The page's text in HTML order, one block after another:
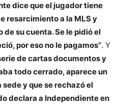
dice que el jugador tiene
resarcimiento a la MLS y
su cuenta. Se le pidió el
por eso no le pagamos”. Y
de cartas documentos y
todo cerrado, aparece un
y que se rechazó el
declara a Independiente en